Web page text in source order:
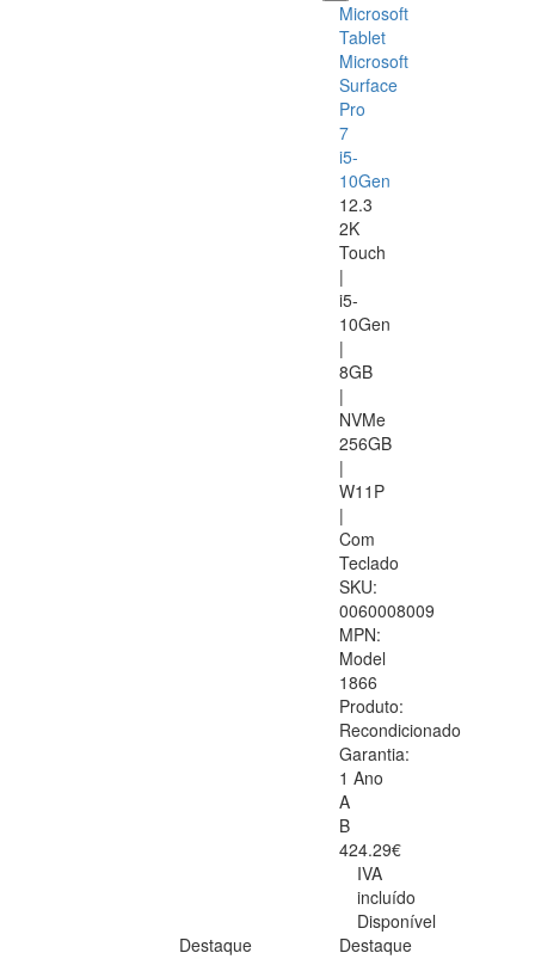
Microsoft
Tablet
Microsoft
Surface
Pro
7
i5-
10Gen
12.3
2K
Touch
|
i5-
10Gen
|
8GB
|
NVMe
256GB
|
W11P
|
Com
Teclado
SKU:
0060008009
MPN:
Model
1866
Produto:
Recondicionado
Garantia:
1 Ano
A
B
424.29€
IVA
incluído
Disponível
Destaque
Destaque